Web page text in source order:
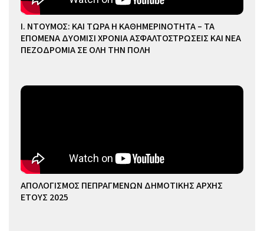
Ι. ΝΤΟΥΜΟΣ: ΚΑΙ ΤΩΡΑ Η ΚΑΘΗΜΕΡΙΝΟΤΗΤΑ – ΤΑ
ΕΠΟΜΕΝΑ ΔΥΟΜΙΣΙ ΧΡΟΝΙΑ ΑΣΦΑΛΤΟΣΤΡΩΣΕΙΣ ΚΑΙ ΝΕΑ
ΠΕΖΟΔΡΟΜΙΑ ΣΕ ΟΛΗ ΤΗΝ ΠΟΛΗ
ΑΠΟΛΟΓΙΣΜΟΣ ΠΕΠΡΑΓΜΕΝΩΝ ΔΗΜΟΤΙΚΗΣ ΑΡΧΗΣ
ΕΤΟΥΣ 2025